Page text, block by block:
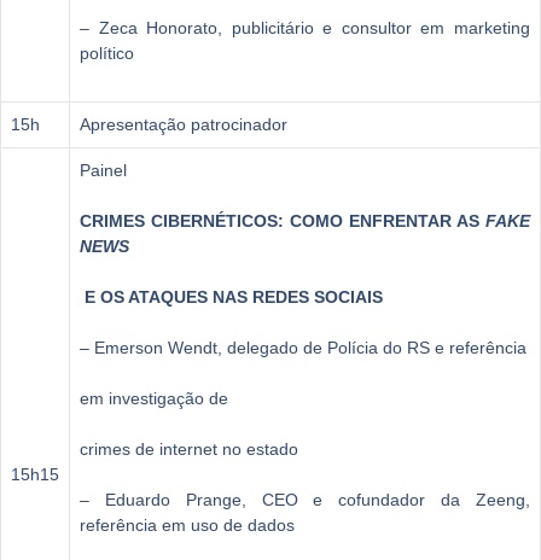
– Zeca Honorato, publicitário e consultor em marketing
político
15h Apresentação patrocinador
15h15
Painel
CRIMES CIBERNÉTICOS: COMO ENFRENTAR AS FAKE
NEWS
E OS ATAQUES NAS REDES SOCIAIS
– Emerson Wendt, delegado de Polícia do RS e referência
em investigação de
crimes de internet no estado
– Eduardo Prange, CEO e cofundador da Zeeng,
referência em uso de dados